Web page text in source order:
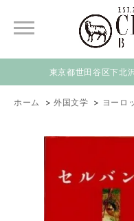
東京都世田谷区下北
ホーム > 外国文学 > ヨーロ